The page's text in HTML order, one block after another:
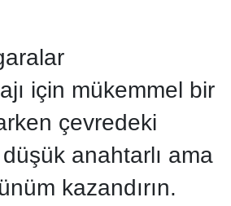
için mükemmel bir
çevredeki
anahtarlı ama
kazandırın.